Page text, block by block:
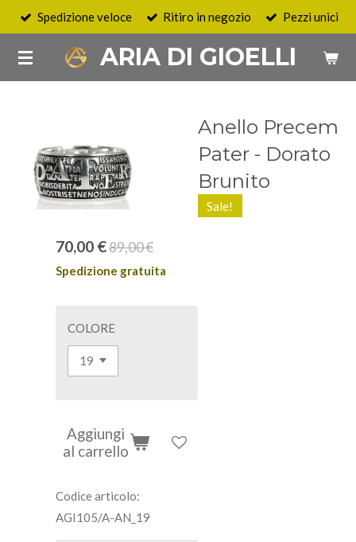
Vai
contenuto
principale
ARIA DI GIOELLI
Spedizione veloce Ritiro in negozio Pezzi unici
Anello Precem
Pater - Dorato
Brunito
Sale!
70,00 €89,00 €
Spedizione gratuita
COLORE
Aggiungi
al carrello
Codice articolo:
AGI105/A-AN_19